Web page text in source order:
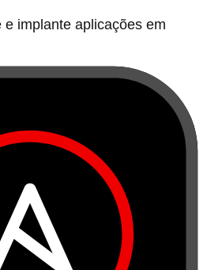
implante aplicações em